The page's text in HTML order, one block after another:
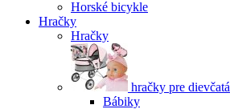
Horské bicykle
Hračky
Hračky
hračky pre dievčatá
Bábiky